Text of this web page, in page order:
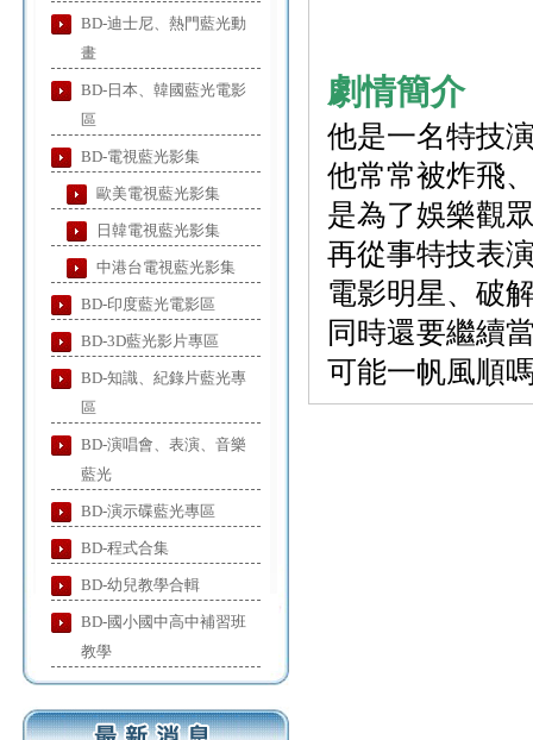
BD-迪士尼、熱門藍光動
畫
BD-日本、韓國藍光電影
區
BD-電視藍光影集
歐美電視藍光影集
日韓電視藍光影集
中港台電視藍光影集
BD-印度藍光電影區
BD-3D藍光影片專區
BD-知識、紀錄片藍光專
區
BD-演唱會、表演、音樂
藍光
BD-演示碟藍光專區
BD-程式合集
BD-幼兒教學合輯
BD-國小國中高中補習班
教學
劇情簡介
他是一名特技
他常常被炸飛
是為了娛樂觀
再從事特技表
電影明星、破
同時還要繼續
可能一帆風順